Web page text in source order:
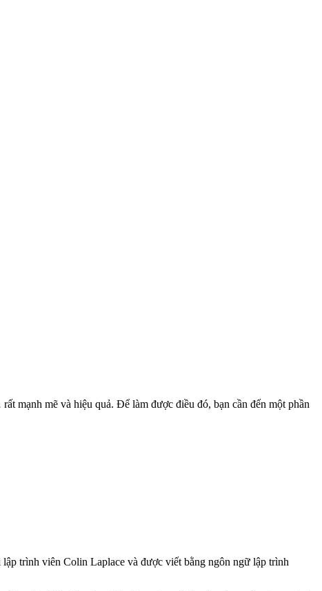
mạnh mẽ và hiệu quả. Để làm được điều đó, bạn cần đến một phần
trình viên Colin Laplace và được viết bằng ngôn ngữ lập trình